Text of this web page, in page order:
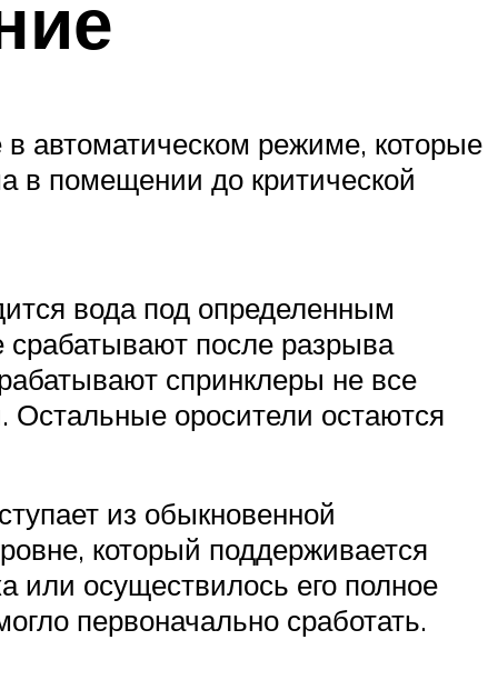
автоматическом режиме, которые
в помещении до критической
вода под определенным
срабатывают после разрыва
спринклеры не все
Остальные оросители остаются
из обыкновенной
который поддерживается
или осуществилось его полное
первоначально сработать.